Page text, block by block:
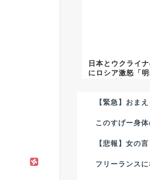
日本とウクライ
にロシア激怒「
【緊急】おま
このすげー身
【悲報】女の
フリーランス